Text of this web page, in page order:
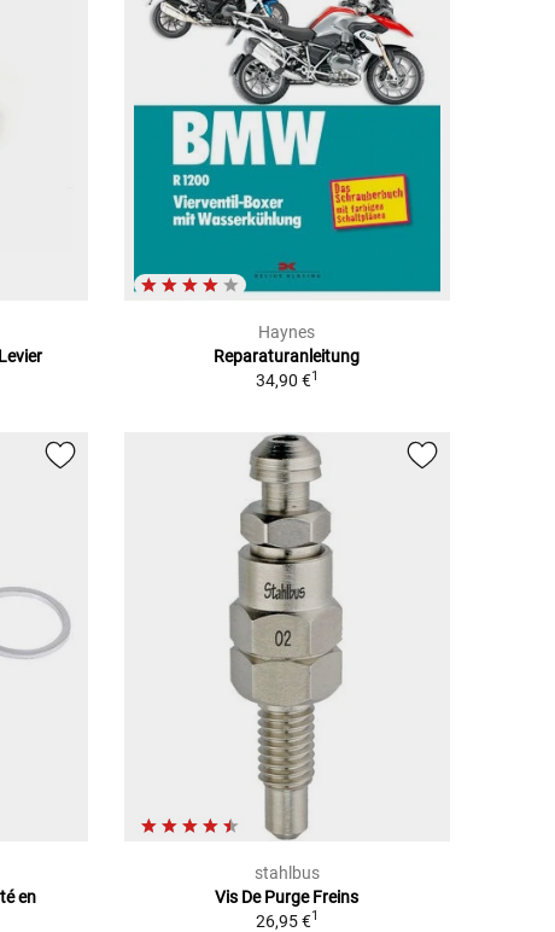
Haynes
Reparaturanleitung
34,90 €1
en
stahlbus
Vis De Purge Freins
26,95 €1